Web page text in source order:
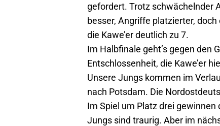
gefordert. Trotz schwächelnder
besser, Angriffe platzierter,
die Kawe’er deutlich zu 7.
Im Halbfinale geht’s gegen den
Entschlossenheit, die Kawe’er
Unsere Jungs kommen im
nach Potsdam. Die
Im Spiel um Platz drei gewinnen
Jungs sind traurig. Aber im